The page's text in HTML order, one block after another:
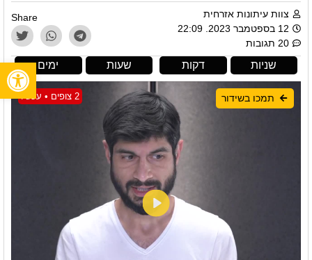
צוות עיתונות אזרחית
12 בספטמבר 2023. 22:09
20 תגובות
Share
ימים שעות דקות שניות
2 צופים • עכשיו תמכו בשידור